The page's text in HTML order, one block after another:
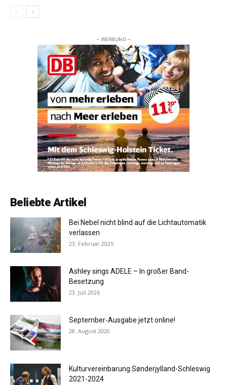
– WERBUNG –
Beliebte Artikel
Bei Nebel nicht blind auf die Lichtautomatik
verlassen
23. Februar 2025
Ashley sings ADELE – In großer Band-
Besetzung
23. Juli 2026
September-Ausgabe jetzt online!
28. August 2020
Kulturvereinbarung Sønderjylland-Schleswig
2021-2024